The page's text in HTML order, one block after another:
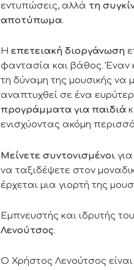
εντυπώσεις, αλλά τη
αποτύπωμα.
Η επετειακή διοργάνωση
φαντασία και βάθος. Έναν
τη δύναμη της μουσικής να
αναπτυχθεί σε ένα
προγράμματα για παιδιά
ενισχύοντας ακόμη
Μείνετε συντονισμένοι
να ταξιδέψετε στον
έρχεται μια γιορτή της
Εμπνευστής και ιδρυτής
Λενούτσος.
Ο Χρήστος Λενούτσος